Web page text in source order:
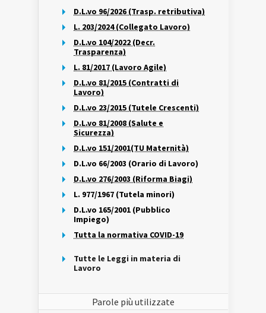
D.L.vo 96/2026 (Trasp. retributiva)
L. 203/2024 (Collegato Lavoro)
D.L.vo 104/2022 (Decr.
Trasparenza)
L. 81/2017 (Lavoro Agile)
D.L.vo 81/2015 (Contratti di
Lavoro)
D.L.vo 23/2015 (Tutele Crescenti)
D.L.vo 81/2008 (Salute e
Sicurezza)
D.L.vo 151/2001(TU Maternità)
D.L.vo 66/2003 (Orario di Lavoro)
D.L.vo 276/2003 (Riforma Biagi)
L. 977/1967 (Tutela minori)
D.L.vo 165/2001 (Pubblico
Impiego)
Tutta la normativa COVID-19
Tutte le Leggi in materia di
Lavoro
Parole più utilizzate